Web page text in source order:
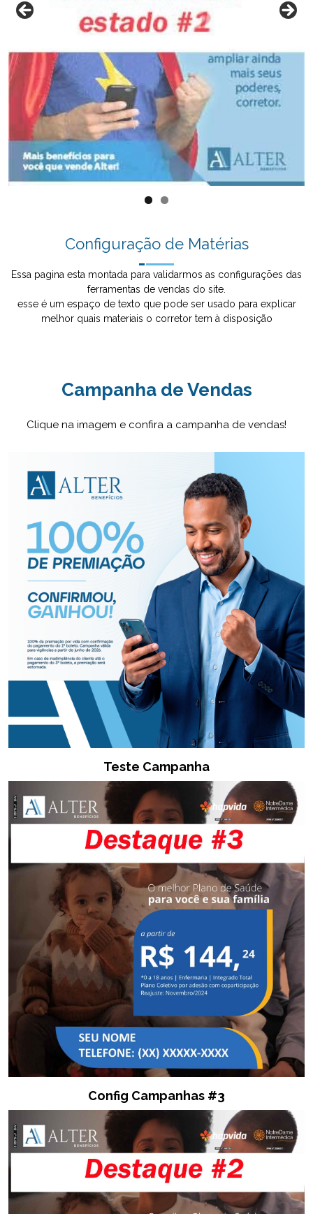
Configuração de Matérias
Essa pagina esta montada para validarmos as configurações das
ferramentas de vendas do site.
esse é um espaço de texto que pode ser usado para explicar
melhor quais materiais o corretor tem à disposição
Campanha de Vendas
Clique na imagem e confira a campanha de vendas!
Teste Campanha
Config Campanhas #3